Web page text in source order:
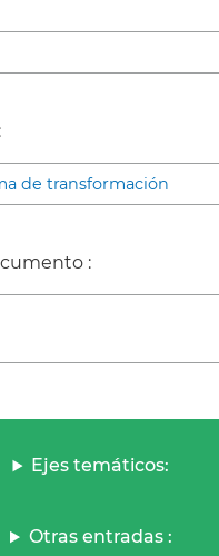
de transformación
:
Ejes temáticos:
Otras entradas :